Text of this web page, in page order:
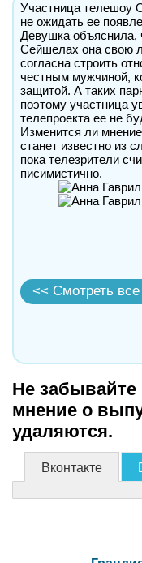
Участница телешоу
не ожидать ее
Девушка объяснила,
Сейшелах она свою
согласна строить
честным мужчиной,
защитой. А таких
поэтому участница
телепроекта ее не
Изменится ли
станет известно из
пока телезрители
писимистично.
<< Смотреть
Не
мнение о
удаляются.
Вконтакте